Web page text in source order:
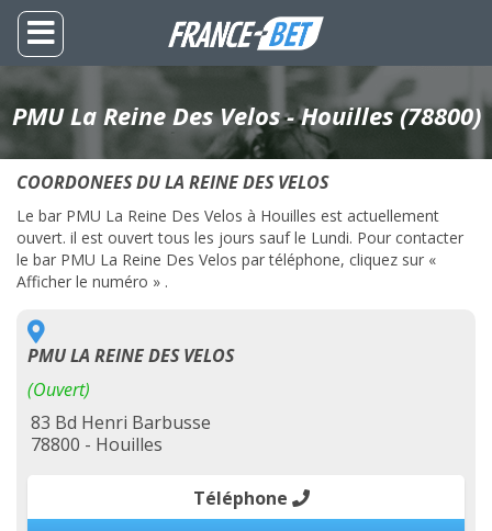
PMU La Reine Des Velos - Houilles (78800)
COORDONEES DU LA REINE DES VELOS
Le bar PMU La Reine Des Velos à Houilles est actuellement
ouvert. il est ouvert tous les jours sauf le Lundi. Pour contacter
le bar PMU La Reine Des Velos par téléphone, cliquez sur «
Afficher le numéro » .
PMU LA REINE DES VELOS
(Ouvert)
83 Bd Henri Barbusse
78800 - Houilles
Téléphone